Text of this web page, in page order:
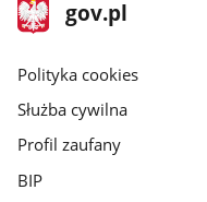
stopka
gov.pl
Strona
gov.pl
gov.pl
Polityka cookies
Służba cywilna
Profil zaufany
BIP